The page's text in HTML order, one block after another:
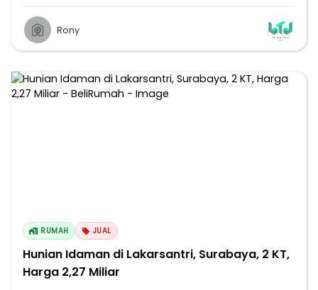
Rony
RUMAH JUAL
Hunian Idaman di Lakarsantri, Surabaya, 2 KT,
Harga 2,27 Miliar